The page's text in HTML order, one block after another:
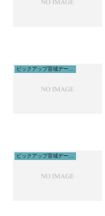
ピックアップ音域データ解説